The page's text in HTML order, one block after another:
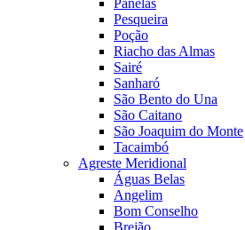
Panelas
Pesqueira
Poção
Riacho das Almas
Sairé
Sanharó
São Bento do Una
São Caitano
São Joaquim do Monte
Tacaimbó
Agreste Meridional
Águas Belas
Angelim
Bom Conselho
Brejão